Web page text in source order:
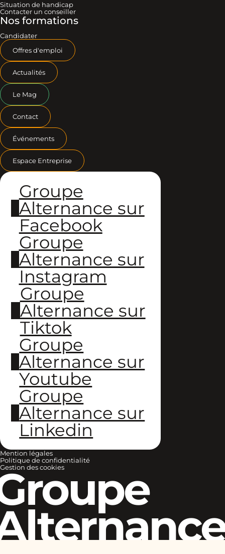
Situation de handicap
Contacter un conseiller
Nos formations
Candidater
Offres d'emploi
Actualités
Le Mag
Contact
Événements
Espace Entreprise
Groupe
Alternance sur
Facebook
Groupe
Alternance sur
Instagram
Groupe
Alternance sur
Tiktok
Groupe
Alternance sur
Youtube
Groupe
Alternance sur
Linkedin
Mention légales
Politique de confidentialité
Gestion des cookies